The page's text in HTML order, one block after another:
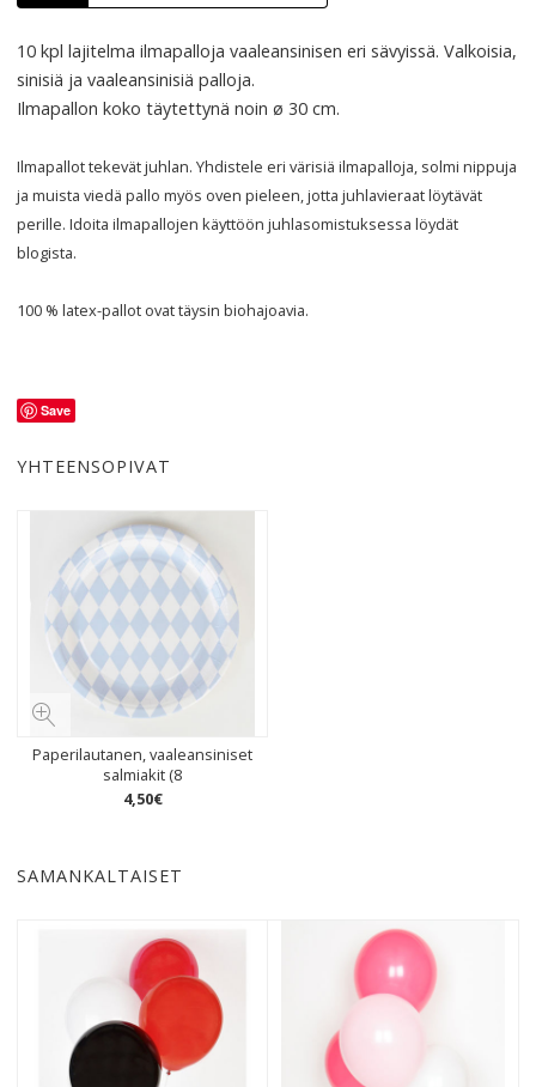
10 kpl lajitelma ilmapalloja vaaleansinisen eri sävyissä. Valkoisia,
sinisiä ja vaaleansinisiä palloja.
Ilmapallon koko täytettynä noin ø 30 cm.
Ilmapallot tekevät juhlan. Yhdistele eri värisiä ilmapalloja, solmi nippuja
ja muista viedä pallo myös oven pieleen, jotta juhlavieraat löytävät
perille. Idoita ilmapallojen käyttöön juhlasomistuksessa löydät
blogista.
100 % latex-pallot ovat täysin biohajoavia.
Save
YHTEENSOPIVAT
Paperilautanen, vaaleansiniset
salmiakit (8
4,50€
SAMANKALTAISET